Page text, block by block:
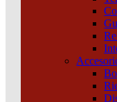
Atención telefónica
Atención por WhatsApp